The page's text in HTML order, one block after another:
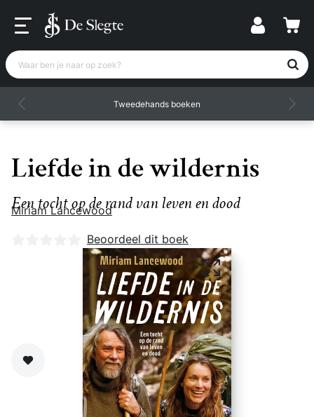
Waar ben je naar op zoek?
Tweedehands boeken
Liefde in de wildernis
Een tocht op de rand van leven en dood
Miriam Lancewood
Nog geen beoordelingen
Beoordeel dit boek
Zet op verlanglijst